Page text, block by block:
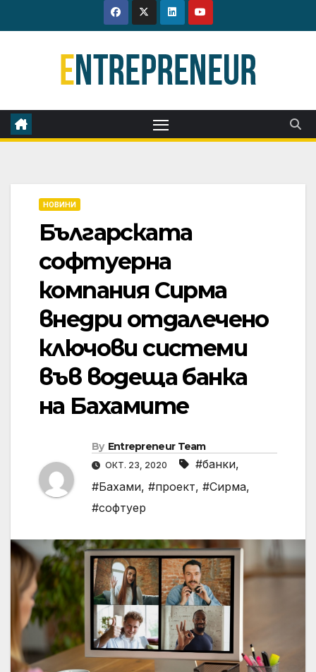
to
НОВИНИ
Българската
софтуерна
компания Сирма
внедри отдалечено
ключови системи
във водеща банка
на Бахамите
By Entrepreneur Team
ОКТ. 23, 2020 #банки,
#Бахами, #проект, #Сирма,
#софтуер